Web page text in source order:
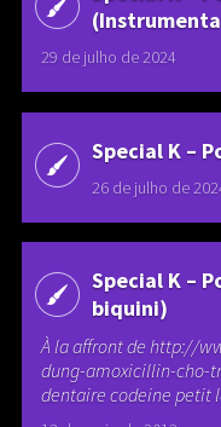
29 de julho de 2024
Special K ‎–
26 de julho de
Special K –
biquini)
À la affront de http://
dung-amoxicillin-cho-
dentaire codeine petit